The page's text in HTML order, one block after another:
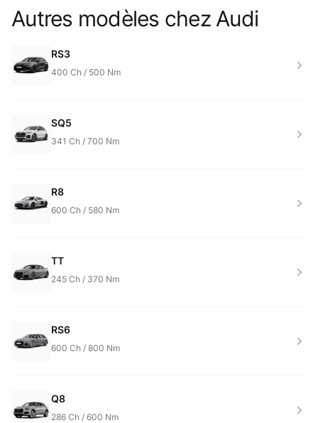
Product information
Autres modèles chez Audi
RS3
400 Ch / 500 Nm
SQ5
341 Ch / 700 Nm
R8
600 Ch / 580 Nm
TT
245 Ch / 370 Nm
RS6
600 Ch / 800 Nm
Q8
286 Ch / 600 Nm